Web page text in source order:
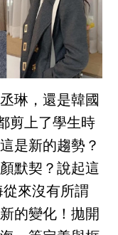
琳，還是韓國
剪上了學生時
是新的趨勢？
默契？說起這
從來沒有所謂
的變化！拋開